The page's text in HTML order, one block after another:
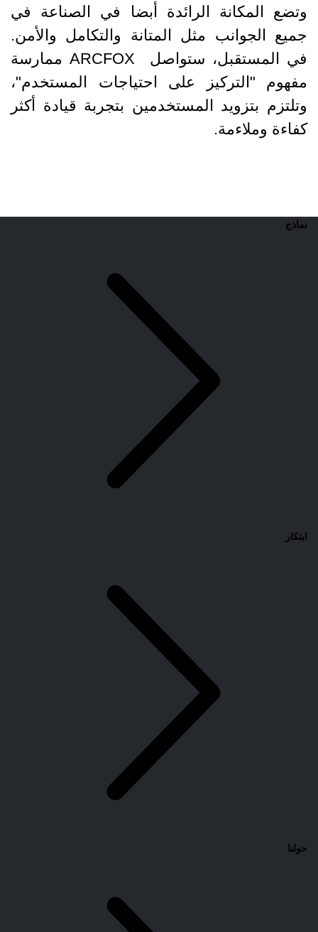
وتضع المكانة الرائدة أبضا في الصناعة في
جميع الجوانب مثل المتانة والتكامل والأمن.
في المستقبل، ستواصل ARCFOX ممارسة
مفهوم "التركيز على احتياجات المستخدم"،
وتلتزم بتزويد المستخدمين بتجربة قيادة أكثر
كفاءة وملاءمة.
نماذج
ابتكار
حولنا